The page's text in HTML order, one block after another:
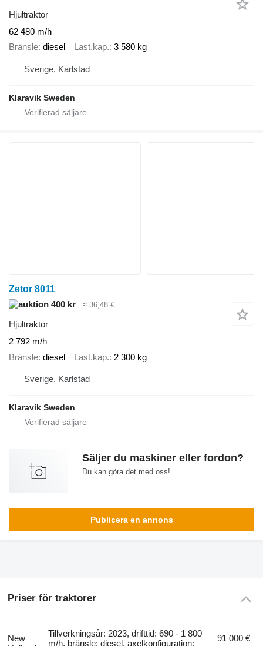
Hjultraktor
62 480 m/h
Bränsle diesel Last.kap. 3 580 kg
Sverige, Karlstad
Klaravik Sweden
Zetor 8011
400 kr
≈ 36,48 €
Hjultraktor
2 792 m/h
Bränsle diesel Last.kap. 2 300 kg
Sverige, Karlstad
Klaravik Sweden
Säljer du maskiner eller fordon?
Du kan göra det med oss!
Publicera en annons
Priser för traktorer
New
Tillverkningsår: 2023, drifttid: 690 - 1 800
m/h, bränsle: diesel, axelkonfiguration:
91 000 €